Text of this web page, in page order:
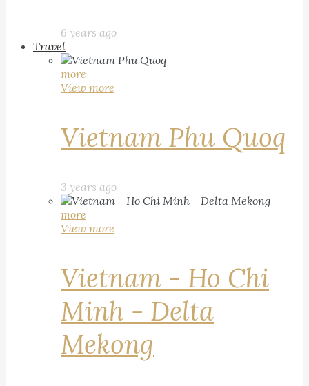
6 years ago
Travel
more
View more
Vietnam Phu Quoq
3 years ago
more
View more
Vietnam - Ho Chi
Minh - Delta
Mekong